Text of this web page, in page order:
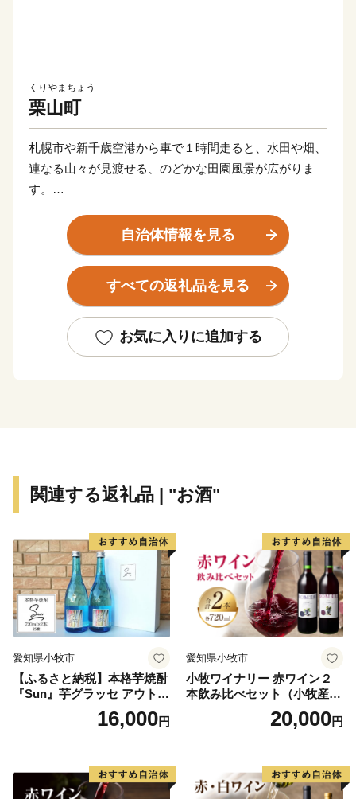
くりやまちょう
栗山町
札幌市や新千歳空港から車で１時間走ると、水田や畑、
連なる山々が見渡せる、のどかな田園風景が広がりま
す。
元「小林酒造」や、桃太郎のパッケージとオブラートで
お馴染みの「谷田の日本一きびだんご」など、道産子な
ら誰もが一度は目にしたことがある商品は、実は栗山町
の特産品。
少年野球場「栗の樹ファーム」を造ったことでも知られ
め、ふるさと納税を通じてまちの魅力を全国に発信し、
いります。
「栗山出身」ってだけでモテる時代は、きっとくる！
自治体情報を見る
すべての返礼品を見る
お気に入りに追加する
関連する返礼品 | "お酒"
愛知県小牧市
【ふるさと納税】本格芋焼酎
『Sun』芋グラッセ アウトド
ア ソロキャンプ ベランピン
グ 巣ごもり 就労支援16,000円
愛知県小牧市
小牧ワイナリー 赤ワイン２
本飲み比べセット（小牧産ぶ
どう100％使用）20,000円